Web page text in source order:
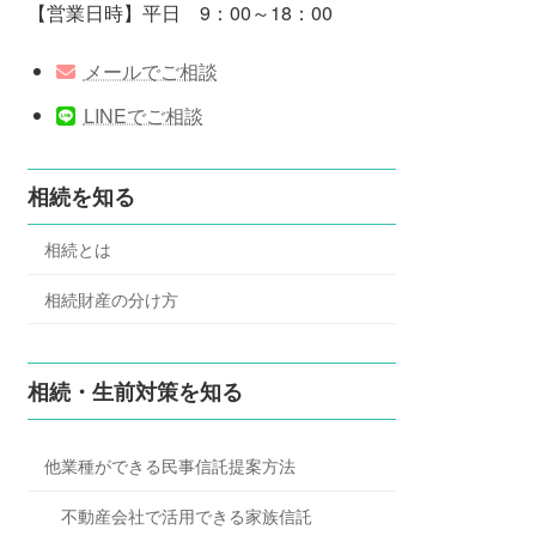
【営業日時】平日 9：00～18：00
メールでご相談
LINEでご相談
相続を知る
相続とは
相続財産の分け方
相続・生前対策を知る
他業種ができる民事信託提案方法
不動産会社で活用できる家族信託